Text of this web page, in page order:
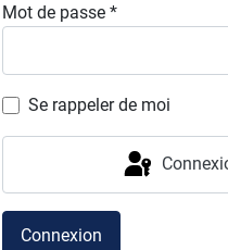
Mot de passe *
Se rappeler de moi
Connexion